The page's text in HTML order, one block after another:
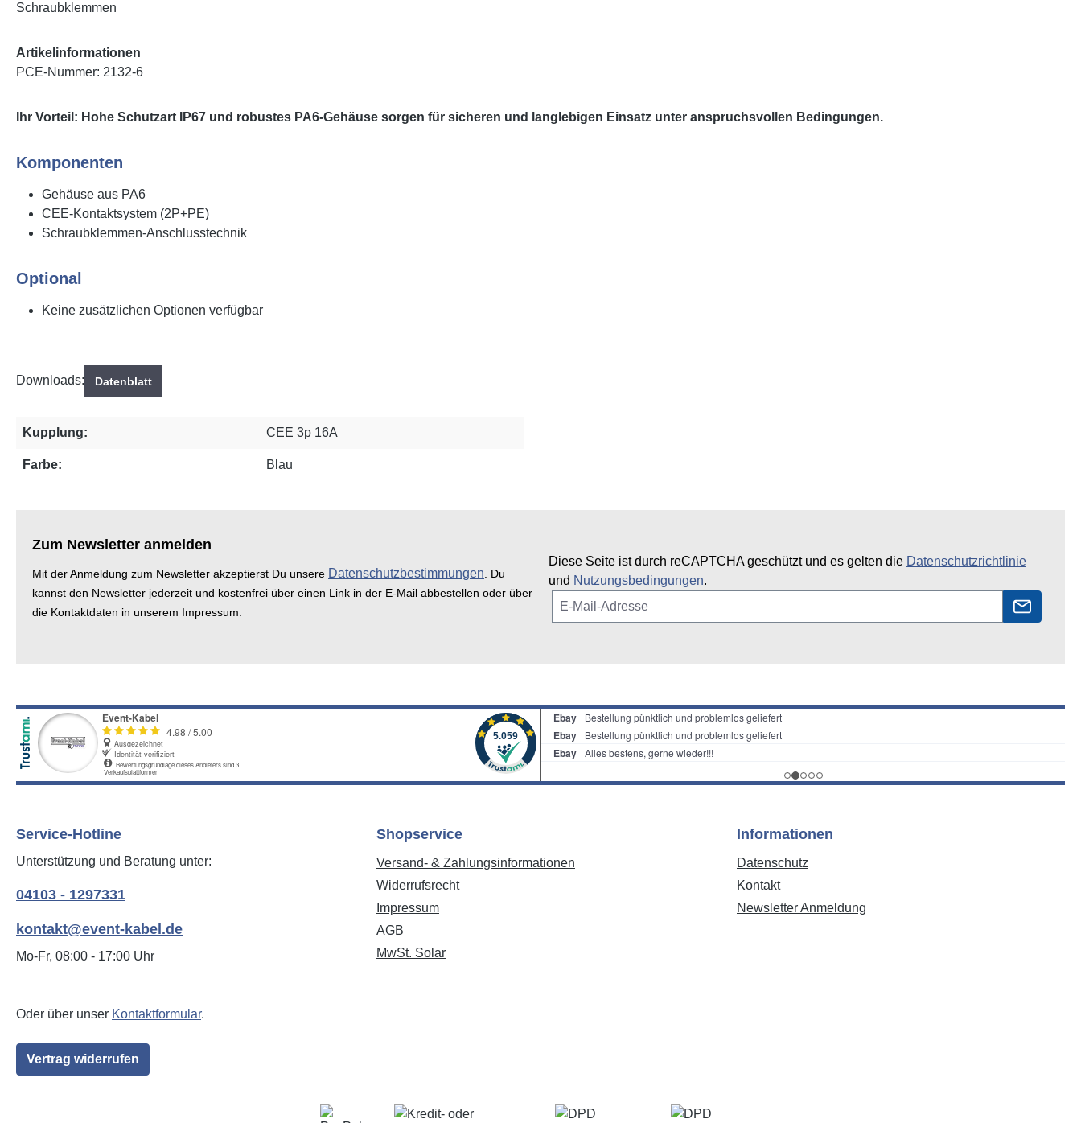
Schraubklemmen
Artikelinformationen
PCE-Nummer: 2132-6
Ihr Vorteil: Hohe Schutzart IP67 und robustes PA6-Gehäuse sorgen für sicheren und langlebigen Einsatz unter anspruchsvollen Bedingungen.
Komponenten
Gehäuse aus PA6
CEE-Kontaktsystem (2P+PE)
Schraubklemmen-Anschlusstechnik
Optional
Keine zusätzlichen Optionen verfügbar
Downloads: Datenblatt
Kupplung: CEE 3p 16A
Farbe: Blau
Zum Newsletter anmelden
Mit der Anmeldung zum Newsletter akzeptierst Du unsere Datenschutzbestimmungen . Du
kannst den Newsletter jederzeit und kostenfrei über einen Link in der E-Mail abbestellen oder über
die Kontaktdaten in unserem Impressum.
Diese Seite ist durch reCAPTCHA geschützt und es gelten die Datenschutzrichtlinie
und Nutzungsbedingungen.
Service-Hotline
Unterstützung und Beratung unter:
04103 - 1297331
kontakt@event-kabel.de
Mo-Fr, 08:00 - 17:00 Uhr
Oder über unser Kontaktformular.
Vertrag widerrufen
Shopservice
Versand- & Zahlungsinformationen
Widerrufsrecht
Impressum
AGB
MwSt. Solar
Informationen
Datenschutz
Kontakt
Newsletter Anmeldung